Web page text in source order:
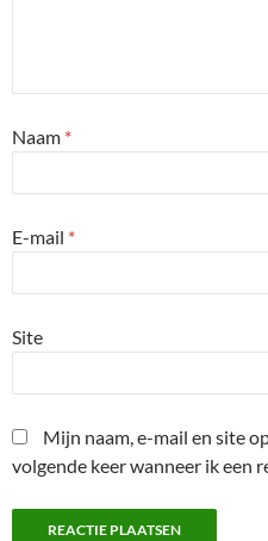
Naam *
E-mail *
Site
Mijn naam, e-mail en site
volgende keer wanneer ik een